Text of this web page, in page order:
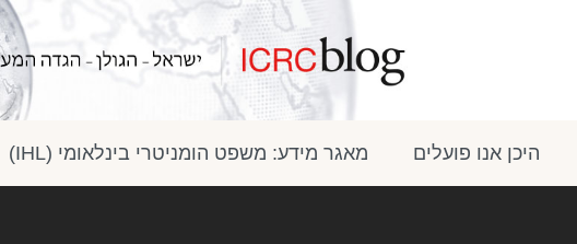
היכן אנו פועלים מאגר מידע: משפט הומניטרי בינלאומי (IHL)